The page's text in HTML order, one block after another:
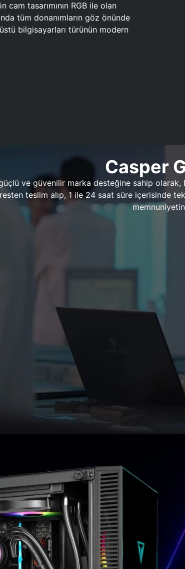
cam tasarımının RGB ile olan
tüm donanımların göz önünde
bilgisayarları türünün modern
Casper
ve güvenilir marka desteğine sahip
teslim alıp, 1 ile 24 saat süre